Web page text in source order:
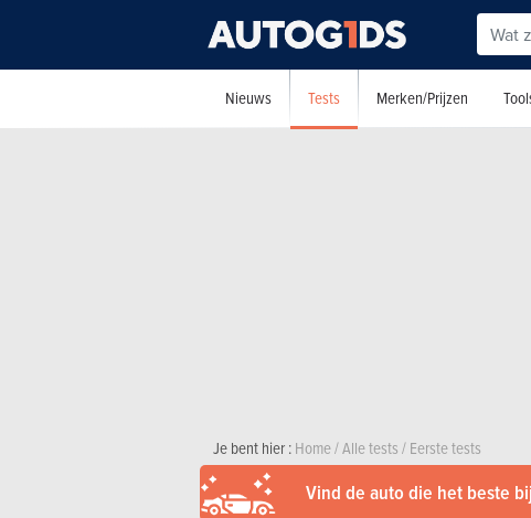
Nieuws Tests Merken/Prijzen
Je bent hier :Home/Alle tests/Eerste tests
Vind de auto die het beste